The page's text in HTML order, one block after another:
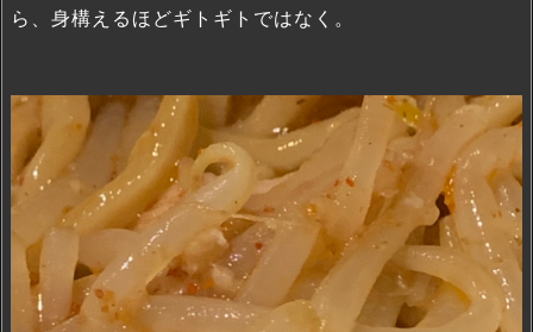
ら、身構えるほどギトギトではなく。